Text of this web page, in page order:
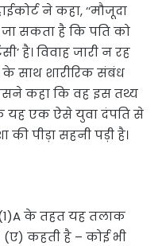
ने कहा, ‘‘मौजूदा
सकता है कि पति को
है। विवाह जारी न रह
के साथ शारीरिक संबंध
इसने कहा कि वह इस तथ्य
यह एक ऐसे युवा दंपति से
की पीड़ा सहनी पड़ी है।
(1)A के तहत यह तलाक
(ए) कहती है – कोई भी